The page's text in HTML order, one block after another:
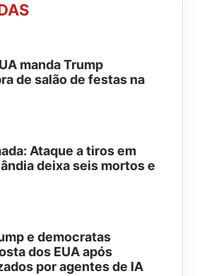
manda Trump
de salão de festas na
Ataque a tiros em
deixa seis mortos e
e democratas
dos EUA após
por agentes de IA